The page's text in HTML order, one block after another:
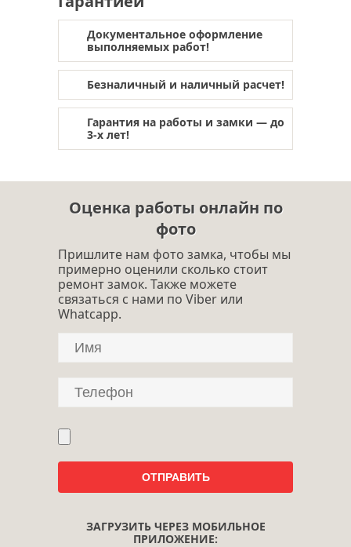
обивка двери в щелково
отделка дверей
обивка дверей
тепло- шумоизоляция двери
Документальное оформление
выполняемых работ!
Безналичный и наличный расчет!
Гарантия на работы и замки — до
3-х лет!
Оценка работы онлайн по
фото
Пришлите нам фото замка, чтобы мы
примерно оценили сколько стоит
ремонт замок. Также можете
связаться с нами по Viber или
Whatcapp.
ЗАГРУЗИТЬ ЧЕРЕЗ МОБИЛЬНОЕ
ПРИЛОЖЕНИЕ: